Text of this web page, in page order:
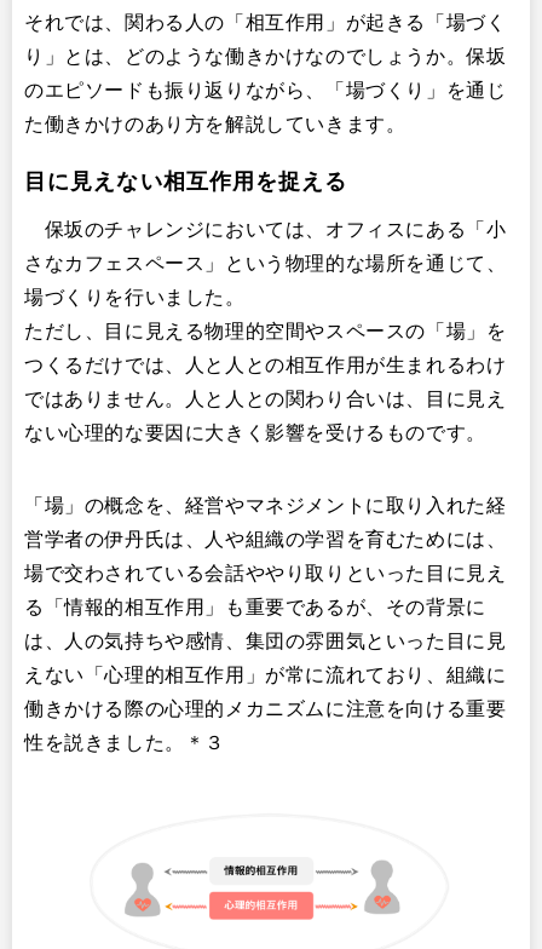
それでは、関わる人の「相互作用」が起きる「場づく
り」とは、どのような働きかけなのでしょうか。保坂
のエピソードも振り返りながら、「場づくり」を通じ
た働きかけのあり方を解説していきます。
目に見えない相互作用を捉える
保坂のチャレンジにおいては、オフィスにある「小
さなカフェスペース」という物理的な場所を通じて、
場づくりを行いました。
ただし、目に見える物理的空間やスペースの「場」を
つくるだけでは、人と人との相互作用が生まれるわけ
ではありません。人と人との関わり合いは、目に見え
ない心理的な要因に大きく影響を受けるものです。
「場」の概念を、経営やマネジメントに取り入れた経
営学者の伊丹氏は、人や組織の学習を育むためには、
場で交わされている会話ややり取りといった目に見え
る「情報的相互作用」も重要であるが、その背景に
は、人の気持ちや感情、集団の雰囲気といった目に見
えない「心理的相互作用」が常に流れており、組織に
働きかける際の心理的メカニズムに注意を向ける重要
性を説きました。＊３